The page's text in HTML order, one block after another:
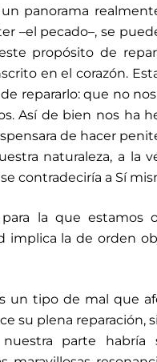
panorama
–el pecado–, se
propósito de
en el corazón.
repararlo: que no
Así de bien nos ha
de hacer
naturaleza, a la
contradeciría a Sí
para la que
implica la de orden
un tipo de mal que
su plena reparación,
parte habría